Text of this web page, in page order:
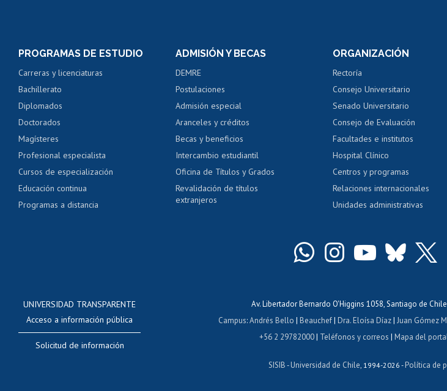
Servicio médico y dental
Pago de arancel y crédito alumnos
Pago de arancel y crédito exalumnos
Certificado de títulos y grados
Perfeccionamiento
Evaluación docente
Calificación académica
Postulación al AUCAI
Mi Uchile Ayuda tecnológica Tarjeta TUI
PROGRAMAS DE ESTUDIO
Carreras y licenciaturas
Bachillerato
Diplomados
Doctorados
Magísteres
Profesional especialista
Cursos de especialización
Educación continua
Programas a distancia
ADMISIÓN Y BECAS
DEMRE
Postulaciones
Admisión especial
Aranceles y créditos
Becas y beneficios
Intercambio estudiantil
Oficina de Títulos y Grados
Revalidación de títulos
extranjeros
ORGANIZACIÓN
Rectoría
Consejo Universitario
Senado Universitario
Consejo de Evaluación
Facultades e institutos
Hospital Clínico
Centros y programas
Relaciones internacionales
Unidades administrativas
UNIVERSIDAD TRANSPARENTE
Acceso a información pública
Solicitud de información
Av. Libertador Bernardo O'Higgins 1058, Santiago de
Campus:Andrés Bello | Beauchef| Dra. Eloísa Díaz| Juan Gómez
+56 2 29782000| Teléfonos y correos |Mapa del
SISIB -Universidad de Chile , 1994-2026 -Política de